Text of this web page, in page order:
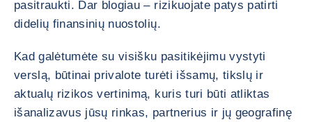
pasitraukti. Dar blogiau – rizikuojate patys patirti
didelių finansinių nuostolių.
Kad galėtumėte su visišku pasitikėjimu vystyti
verslą, būtinai privalote turėti išsamų, tikslų ir
aktualų rizikos vertinimą, kuris turi būti atliktas
išanalizavus jūsų rinkas, partnerius ir jų geografinę